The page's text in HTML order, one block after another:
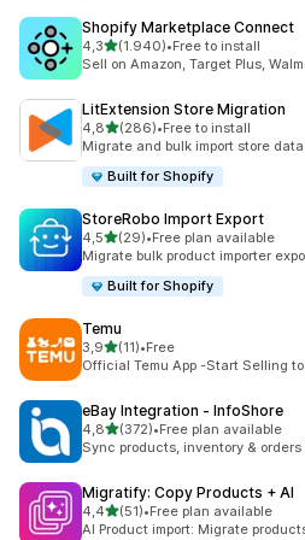
Shopify Marketplace Connect
4,35 yıldız üzerinden
(1.940)
toplam 1940 değerlendirme
•Free to install
Sell on Amazon, Target Plus,
LitExtension Store Migration
4,85 yıldız üzerinden
(286)
toplam 286 değerlendirme
•Free to install
Migrate and bulk import store
Built for Shopify
StoreRobo Import Export
4,55 yıldız üzerinden
(29)
toplam 29 değerlendirme
•Free plan available
Migrate bulk product importer
Built for Shopify
Temu
3,95 yıldız üzerinden
(11)
toplam 11 değerlendirme
•Free
Official Temu App -Start Selling
eBay Integration ‑ InfoShore
4,85 yıldız üzerinden
(372)
toplam 372 değerlendirme
•Free plan available
Sync products, inventory &
Migratify: Copy Products + AI
4,45 yıldız üzerinden
(51)
toplam 51 değerlendirme
•Free plan available
AI Product import: Migrate